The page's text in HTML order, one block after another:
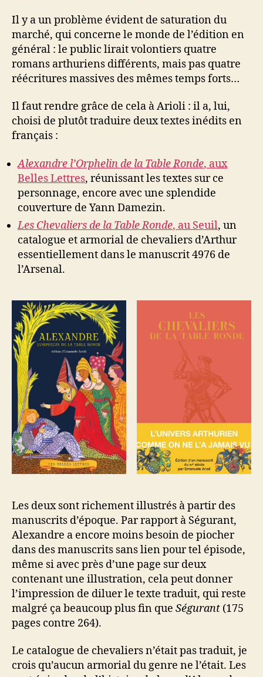
Il y a un problème évident de saturation du
marché, qui concerne le monde de l’édition en
général : le public lirait volontiers quatre
romans arthuriens différents, mais pas quatre
réécritures massives des mêmes temps forts…
Il faut rendre grâce de cela à Arioli : il a, lui,
choisi de plutôt traduire deux textes inédits en
français :
Alexandre l’Orphelin de la Table Ronde, aux
Belles Lettres, réunissant les textes sur ce
personnage, encore avec une splendide
couverture de Yann Damezin.
Les Chevaliers de la Table Ronde, au Seuil, un
catalogue et armorial de chevaliers d’Arthur
essentiellement dans le manuscrit 4976 de
l’Arsenal.
Les deux sont richement illustrés à partir des
manuscrits d’époque. Par rapport à Ségurant,
Alexandre a encore moins besoin de piocher
dans des manuscrits sans lien pour tel épisode,
même si avec près d’une page sur deux
contenant une illustration, cela peut donner
l’impression de diluer le texte traduit, qui reste
malgré ça beaucoup plus fin que Ségurant (175
pages contre 264).
Le catalogue de chevaliers n’était pas traduit, je
crois qu’aucun armorial du genre ne l’était. Les